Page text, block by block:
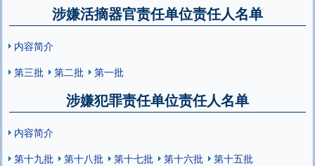
涉嫌活摘器官责任单位责任人名单
内容简介
第三批
第二批 第一批
涉嫌犯罪责任单位责任人名单
内容简介
第十九批
第十八批 第十七批 第十六批
第十五批